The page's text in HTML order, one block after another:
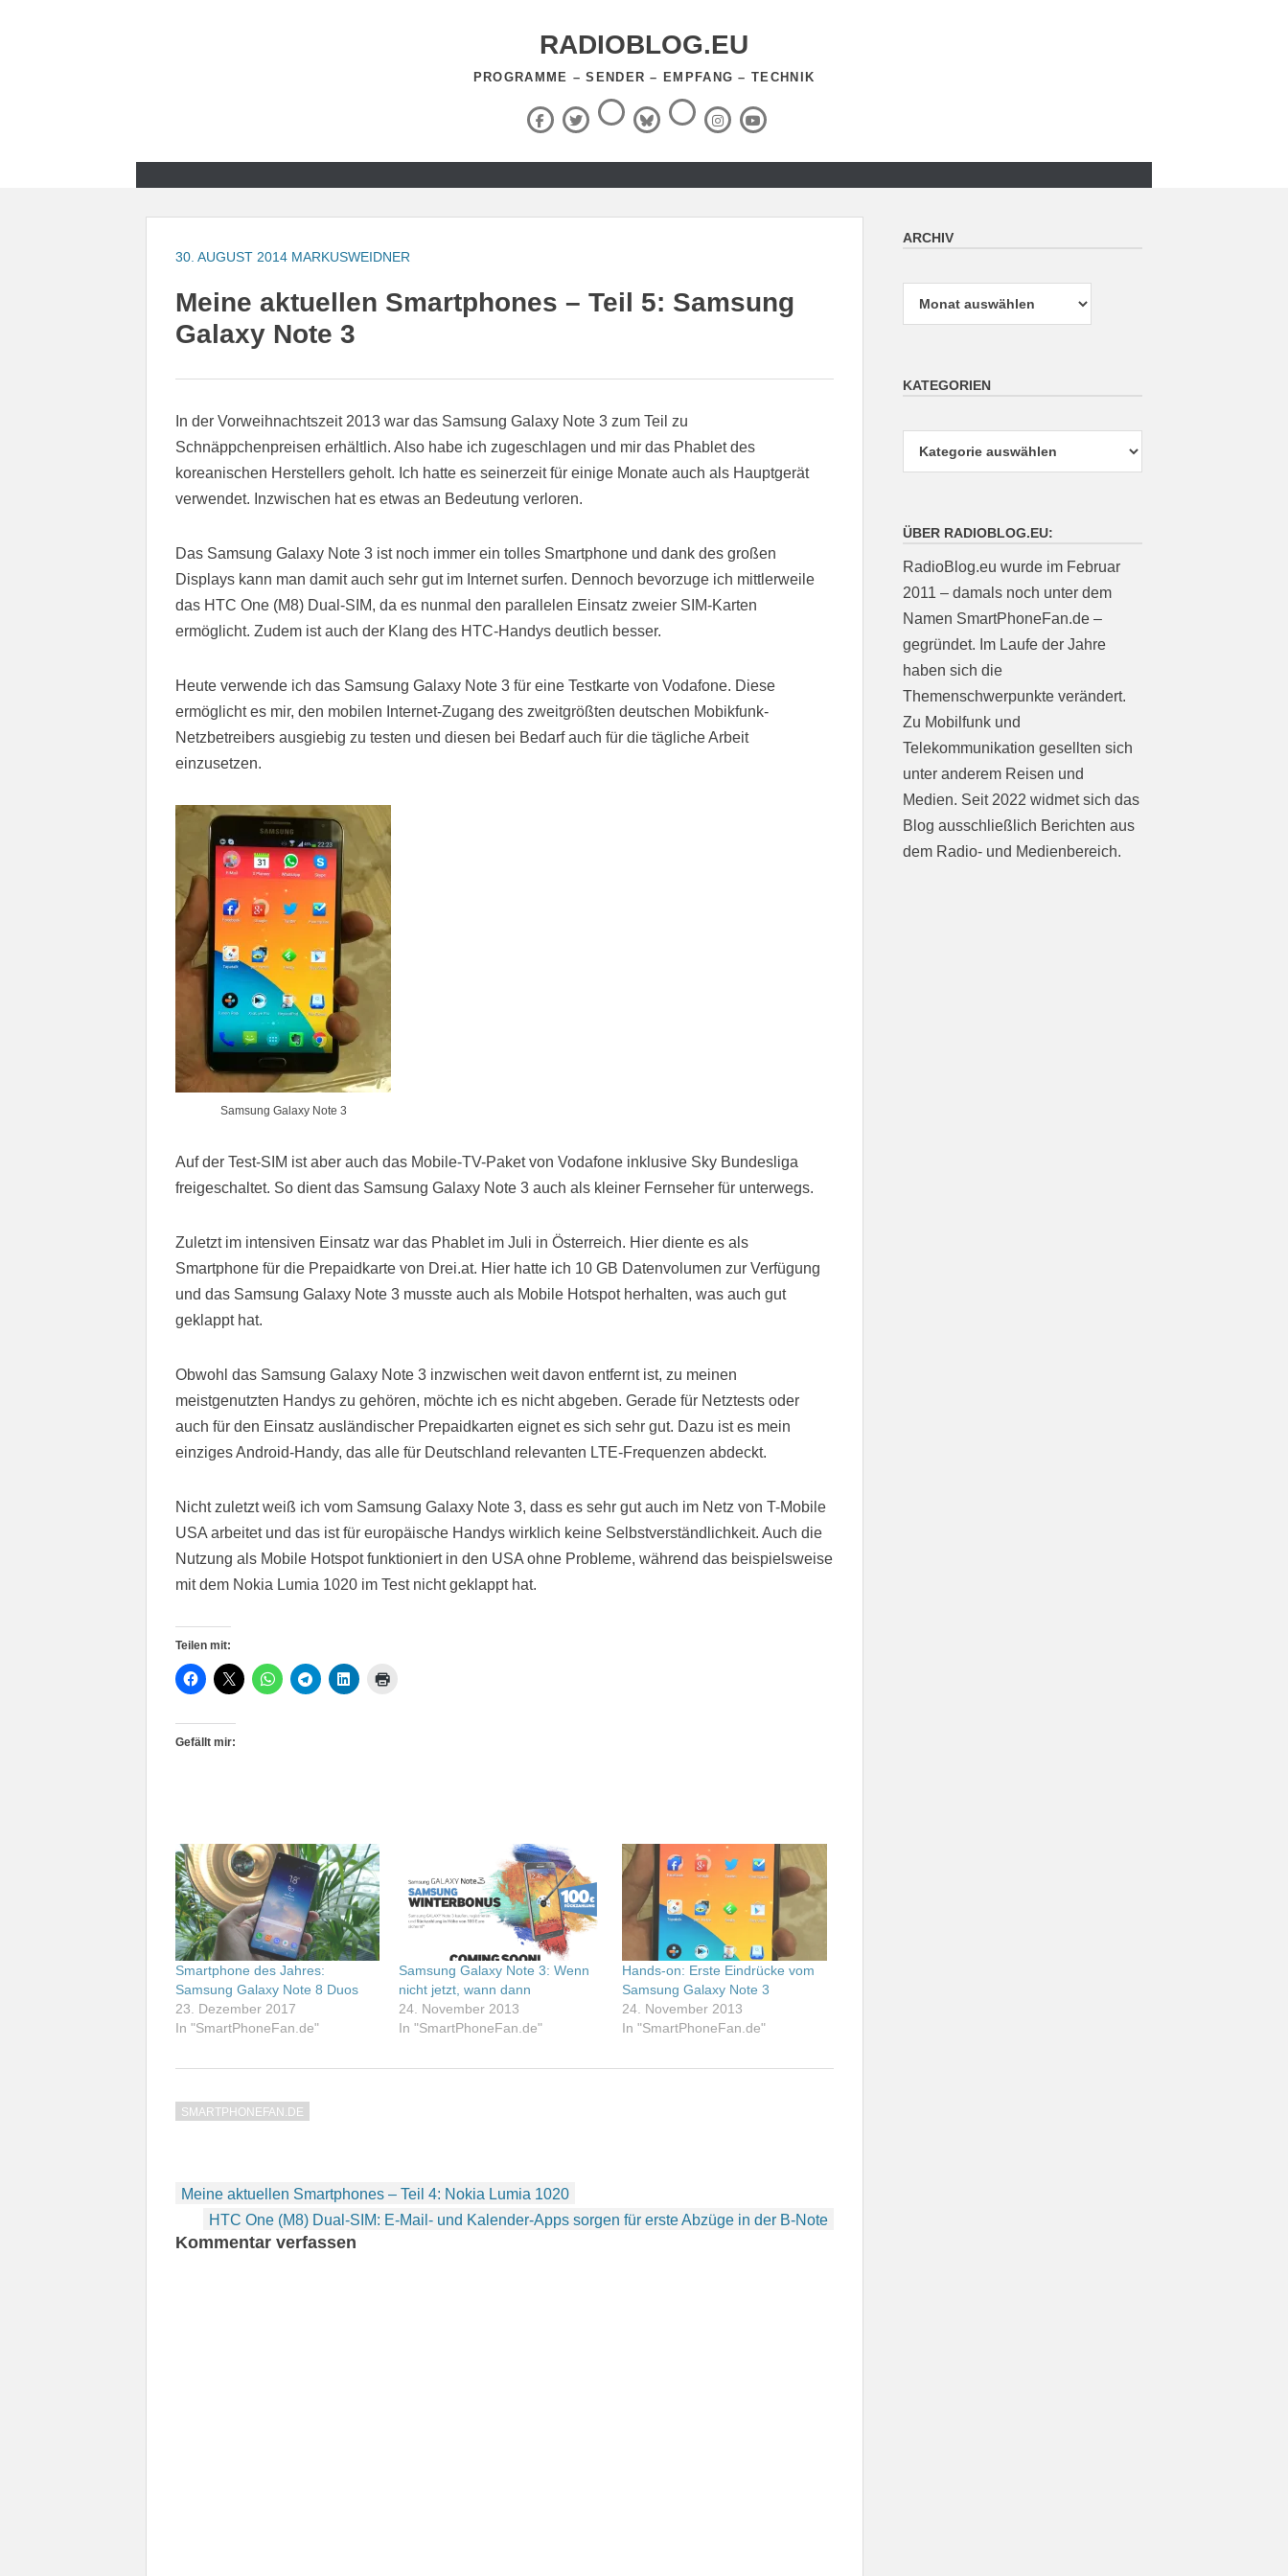
RADIOBLOG.EU
PROGRAMME – SENDER – EMPFANG – TECHNIK
Facebook
X
(Twitter)
ThreadsBlueSky
RSS-
Feed InstagramYouTube
30. AUGUST 2014 MARKUSWEIDNER
Meine aktuellen Smartphones – Teil 5: Samsung
Galaxy Note 3
In der Vorweihnachtszeit 2013 war das Samsung Galaxy Note 3 zum Teil zu
Schnäppchenpreisen erhältlich. Also habe ich zugeschlagen und mir das Phablet des
koreanischen Herstellers geholt. Ich hatte es seinerzeit für einige Monate auch als Hauptgerät
verwendet. Inzwischen hat es etwas an Bedeutung verloren.
Das Samsung Galaxy Note 3 ist noch immer ein tolles Smartphone und dank des großen
Displays kann man damit auch sehr gut im Internet surfen. Dennoch bevorzuge ich mittlerweile
das HTC One (M8) Dual-SIM, da es nunmal den parallelen Einsatz zweier SIM-Karten
ermöglicht. Zudem ist auch der Klang des HTC-Handys deutlich besser.
Heute verwende ich das Samsung Galaxy Note 3 für eine Testkarte von Vodafone. Diese
ermöglicht es mir, den mobilen Internet-Zugang des zweitgrößten deutschen Mobikfunk-
Netzbetreibers ausgiebig zu testen und diesen bei Bedarf auch für die tägliche Arbeit
einzusetzen.
Samsung Galaxy Note 3
Auf der Test-SIM ist aber auch das Mobile-TV-Paket von Vodafone inklusive Sky Bundesliga
freigeschaltet. So dient das Samsung Galaxy Note 3 auch als kleiner Fernseher für unterwegs.
Zuletzt im intensiven Einsatz war das Phablet im Juli in Österreich. Hier diente es als
Smartphone für die Prepaidkarte von Drei.at. Hier hatte ich 10 GB Datenvolumen zur Verfügung
und das Samsung Galaxy Note 3 musste auch als Mobile Hotspot herhalten, was auch gut
geklappt hat.
Obwohl das Samsung Galaxy Note 3 inzwischen weit davon entfernt ist, zu meinen
meistgenutzten Handys zu gehören, möchte ich es nicht abgeben. Gerade für Netztests oder
auch für den Einsatz ausländischer Prepaidkarten eignet es sich sehr gut. Dazu ist es mein
einziges Android-Handy, das alle für Deutschland relevanten LTE-Frequenzen abdeckt.
Nicht zuletzt weiß ich vom Samsung Galaxy Note 3, dass es sehr gut auch im Netz von T-Mobile
USA arbeitet und das ist für europäische Handys wirklich keine Selbstverständlichkeit. Auch die
Nutzung als Mobile Hotspot funktioniert in den USA ohne Probleme, während das beispielsweise
mit dem Nokia Lumia 1020 im Test nicht geklappt hat.
Teilen mit:
Gefällt mir:
Smartphone des Jahres:
Samsung Galaxy Note 8 Duos
23. Dezember 2017
In "SmartPhoneFan.de"
Samsung Galaxy Note 3: Wenn
nicht jetzt, wann dann
24. November 2013
In "SmartPhoneFan.de"
Hands-on: Erste Eindrücke vom
Samsung Galaxy Note 3
24. November 2013
In "SmartPhoneFan.de"
SMARTPHONEFAN.DE
Beitragsnavigation
Meine aktuellen Smartphones – Teil 4: Nokia Lumia 1020
HTC One (M8) Dual-SIM: E-Mail- und Kalender-Apps sorgen für erste Abzüge in der B-Note
Kommentar verfassen
ARCHIV
KATEGORIEN
ÜBER RADIOBLOG.EU:
RadioBlog.eu wurde im Februar
2011 – damals noch unter dem
Namen SmartPhoneFan.de –
gegründet. Im Laufe der Jahre
haben sich die
Themenschwerpunkte verändert.
Zu Mobilfunk und
Telekommunikation gesellten sich
unter anderem Reisen und
Medien. Seit 2022 widmet sich das
Blog ausschließlich Berichten aus
dem Radio- und Medienbereich.